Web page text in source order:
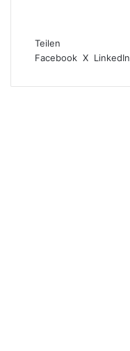
Teilen
Facebook X LinkedIn